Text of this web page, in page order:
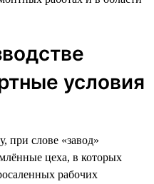
условия
при слове «завод»
цеха, в которых
рабочих